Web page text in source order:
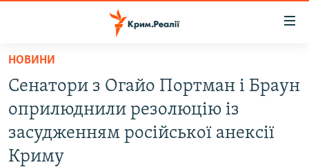
Перейти
основного
матеріалу
Перейти
до
основної
ВОДА.КРИМ
ВІДЕО ТА ФОТО
ПОЛІТИКА
НОВИНИ
Сенатори з Огайо Портман і Браун
оприлюднили резолюцію із
засудженням російської анексії
Криму